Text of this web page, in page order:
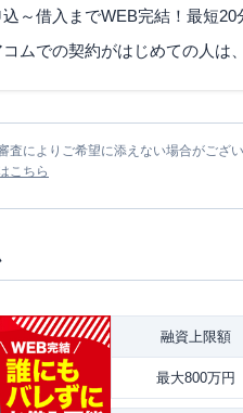
込～借入までWEB完結！最短
コムでの契約がはじめての人は
査によりご希望に添えない場合がござい
こちら
融資上限額
最大800万円